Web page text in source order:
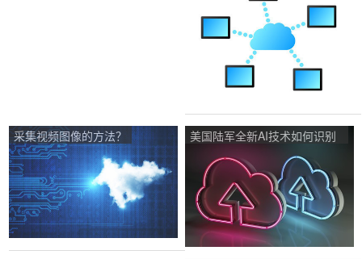
采集视频图像的方法？
美国陆军全新AI技术如何识别
黑暗中“穿墙透视”摄像头拍摄
照片中的人脸？